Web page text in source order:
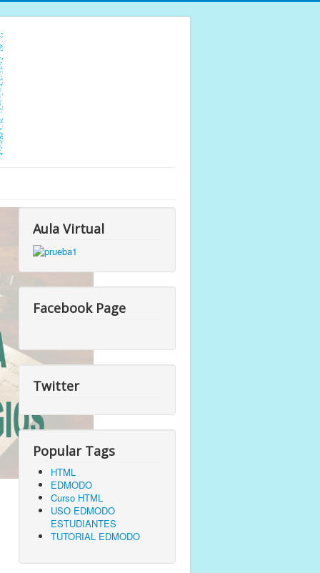
Aula Virtual
Facebook Page
Twitter
Popular Tags
HTML
EDMODO
Curso HTML
USO EDMODO
ESTUDIANTES
TUTORIAL EDMODO